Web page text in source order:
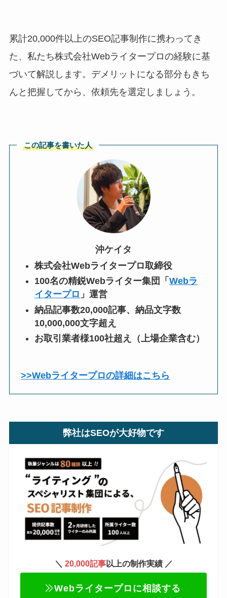
累計20,000件以上のSEO記事制作に携わってき
た、私たち株式会社Webライタープロの経験に基
づいて解説します。デメリットになる部分もきち
んと把握してから、依頼先を選定しましょう。
この記事を書いた人
沖ケイタ
株式会社Webライタープロ取締役
100名の精鋭Webライター集団「Webラ
イタープロ 」運営
納品記事数20,000記事、納品文字数
10,000,000文字超え
お取引業者様100社超え（上場企業含む）
>>Webライタープロの詳細はこちら
弊社はSEOが大好物です
＼ 20,000記事以上の制作実績 ／
Webライタープロに相談する